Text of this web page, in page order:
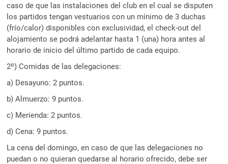
caso de que las instalaciones del club en el cual se disputen
los partidos tengan vestuarios con un mínimo de 3 duchas
(frío/calor) disponibles con exclusividad, el check-out del
alojamiento se podrá adelantar hasta 1 (una) hora antes al
horario de inicio del último partido de cada equipo.
2º) Comidas de las delegaciones:
a) Desayuno: 2 puntos.
b) Almuerzo: 9 puntos.
c) Merienda: 2 puntos.
d) Cena: 9 puntos.
La cena del domingo, en caso de que las delegaciones no
puedan o no quieran quedarse al horario ofrecido, debe ser